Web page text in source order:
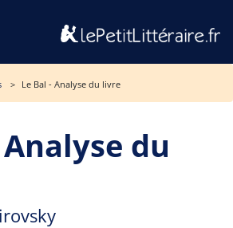
Le Bal - Analyse du livre
du